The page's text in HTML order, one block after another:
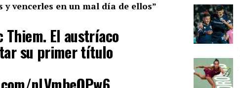
vencerles en un mal día de ellos”
Thiem. El austríaco
su primer título